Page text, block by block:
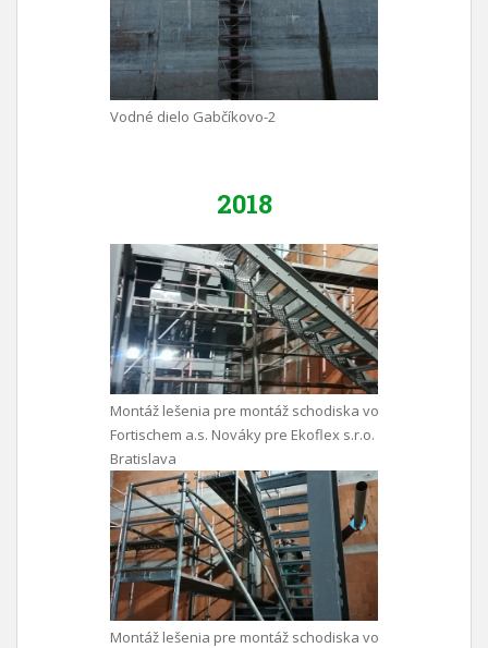
Vodné dielo Gabčíkovo-2
2018
Montáž lešenia pre montáž schodiska vo
Fortischem a.s. Nováky pre Ekoflex s.r.o.
Bratislava
Montáž lešenia pre montáž schodiska vo